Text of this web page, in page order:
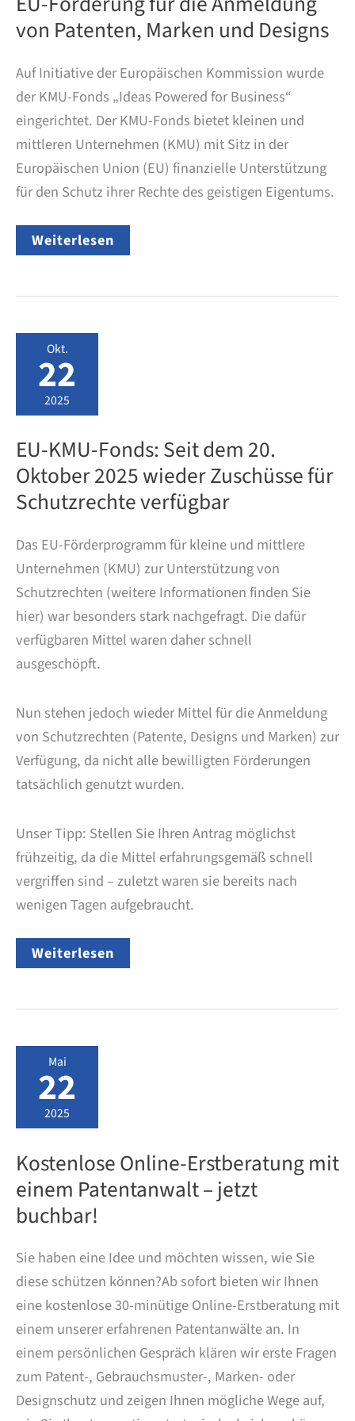
von Patenten, Marken und Designs
Auf Initiative der Europäischen Kommission wurde
der KMU-Fonds „Ideas Powered for Business“
eingerichtet. Der KMU-Fonds bietet kleinen und
mittleren Unternehmen (KMU) mit Sitz in der
Europäischen Union (EU) finanzielle Unterstützung
für den Schutz ihrer Rechte des geistigen Eigentums.
EU-
Förderung
Anmeldung
Marken
und
Designs
Weiterlesen
Okt.
22
2025
EU-KMU-Fonds: Seit dem 20.
Oktober 2025 wieder Zuschüsse für
Schutzrechte verfügbar
Das EU-Förderprogramm für kleine und mittlere
Unternehmen (KMU) zur Unterstützung von
Schutzrechten (weitere Informationen finden Sie
hier) war besonders stark nachgefragt. Die dafür
verfügbaren Mittel waren daher schnell
ausgeschöpft.
Nun stehen jedoch wieder Mittel für die Anmeldung
von Schutzrechten (Patente, Designs und Marken) zur
Verfügung, da nicht alle bewilligten Förderungen
tatsächlich genutzt wurden.
Unser Tipp: Stellen Sie Ihren Antrag möglichst
frühzeitig, da die Mittel erfahrungsgemäß schnell
vergriffen sind – zuletzt waren sie bereits nach
wenigen Tagen aufgebraucht.
EU-
KMU-
dem
2025
wieder
Zuschüsse
für
Schutzrechte
verfügbar
Weiterlesen
Mai
22
2025
Kostenlose Online-Erstberatung mit
einem Patentanwalt – jetzt
buchbar!
Sie haben eine Idee und möchten wissen, wie Sie
diese schützen können?Ab sofort bieten wir Ihnen
eine kostenlose 30-minütige Online-Erstberatung mit
einem unserer erfahrenen Patentanwälte an. In
einem persönlichen Gespräch klären wir erste Fragen
zum Patent-, Gebrauchsmuster-, Marken- oder
Designschutz und zeigen Ihnen mögliche Wege auf,